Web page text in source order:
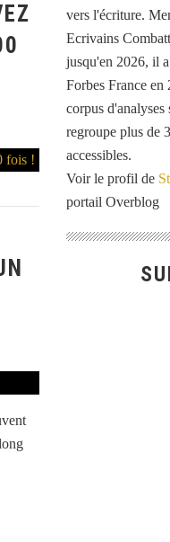
vers l'écriture.
Ecrivains
jusqu'en 2026, il
Forbes France
corpus d'analyses
regroupe plus de
accessibles.
Voir le profil de
portail Overblog